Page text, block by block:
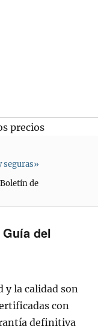
seguras»
de
del
y la calidad son
con
definitiva